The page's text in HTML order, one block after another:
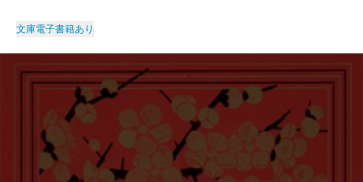
文庫電子書籍あり